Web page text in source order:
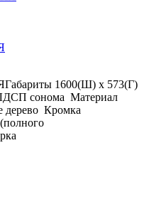
1600(Ш) х 573(Г)
сонома Материал
дерево Кромка